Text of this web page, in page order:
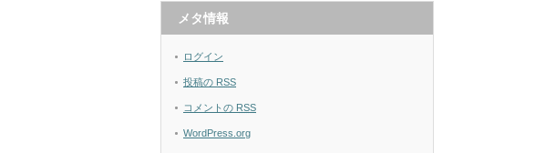
メタ情報
ログイン
投稿の RSS
コメントの RSS
WordPress.org